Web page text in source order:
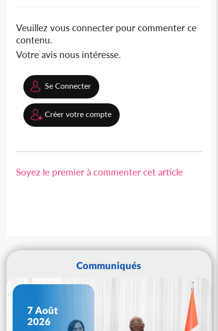
Veuillez vous connecter pour commenter ce
contenu.
Votre avis nous intéresse.
Se Connecter
Créer votre compte
Soyez le premier à commenter cet article
Communiqués
7 Août
2026